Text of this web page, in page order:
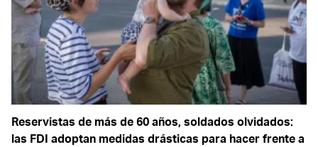
Reservistas de más de 60 años, soldados olvidados:
las FDI adoptan medidas drásticas para hacer frente a